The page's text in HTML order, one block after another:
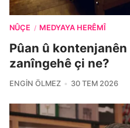
NÛÇE / MEDYAYA HERÊMÎ
Pûan û
zanîngehê çi ne?
ENGIN ÖLMEZ 30 TEM 2026